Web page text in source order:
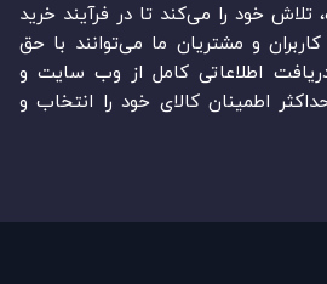
تلاش خود را می‌‏‏کند تا در فرآیند خرید
و مشتریان ما می‏‏‌توانند با حق
دریافت اطلاعاتی کامل از وب سایت و
اطمینان کالای خود را انتخاب و